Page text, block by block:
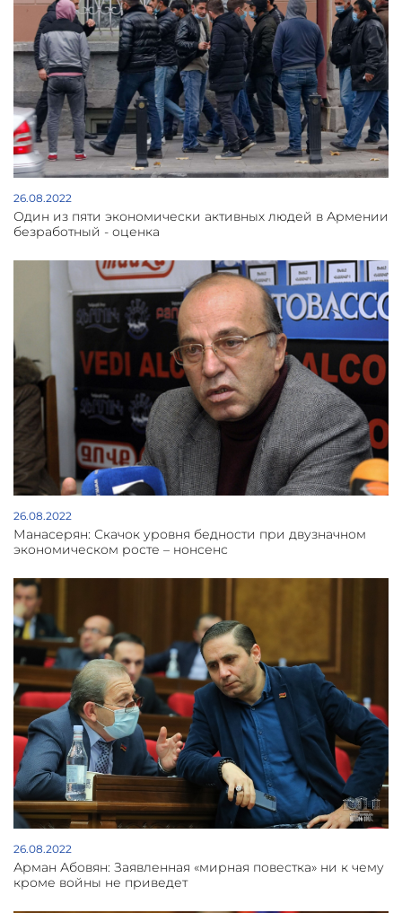
26.08.2022
Один из пяти экономически активных людей в Армении
безработный - оценка
26.08.2022
Манасерян: Скачок уровня бедности при двузначном
экономическом росте – нонсенс
26.08.2022
Арман Абовян: Заявленная «мирная повестка» ни к чему
кроме войны не приведет